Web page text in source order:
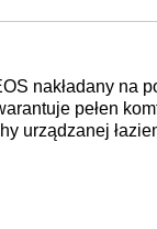
nakładany na
pełen
urządzanej